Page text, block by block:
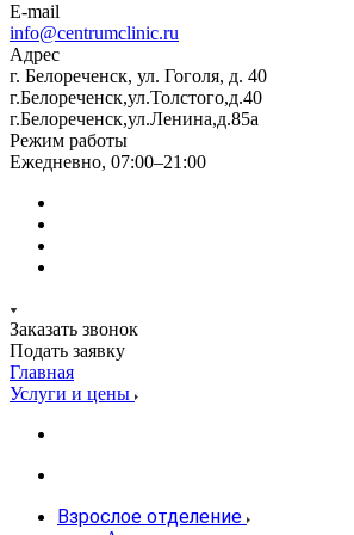
E-mail
info@centrumclinic.ru
Адрес
г. Белореченск, ул. Гоголя, д. 40
г.Белореченск,ул.Толстого,д.40
г.Белореченск,ул.Ленина,д.85а
Режим работы
Ежедневно, 07:00–21:00
Заказать звонок
Подать заявку
Главная
Услуги и цены
Взрослое отделение